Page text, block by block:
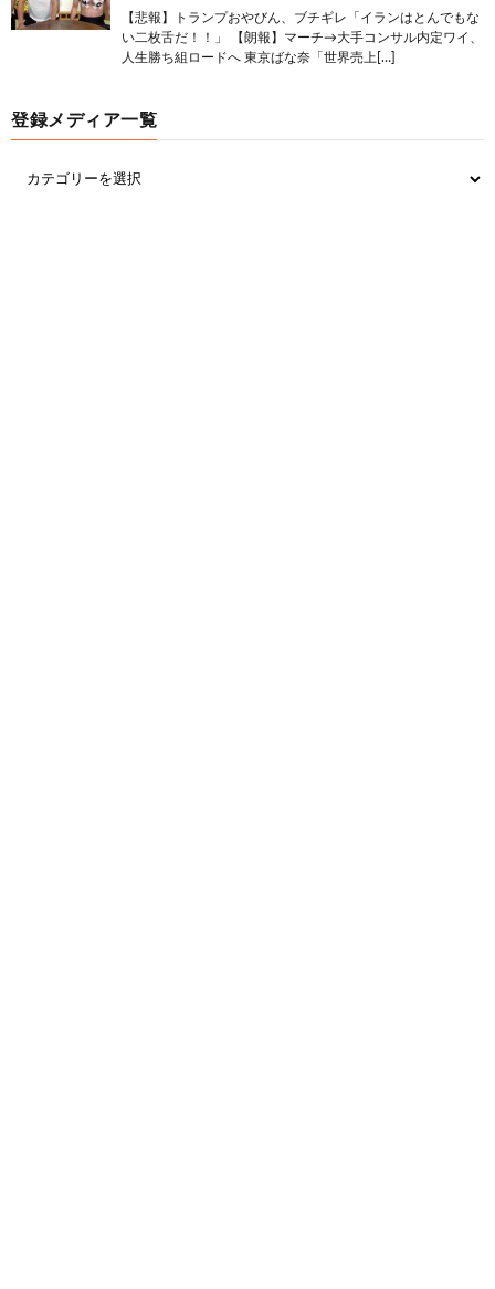
【悲報】トランプおやびん、ブチギレ「イランはとんでもな
い二枚舌だ！！」 【朗報】マーチ→大手コンサル内定ワイ、
人生勝ち組ロードへ 東京ばな奈「世界売上[…]
登録メディア一覧